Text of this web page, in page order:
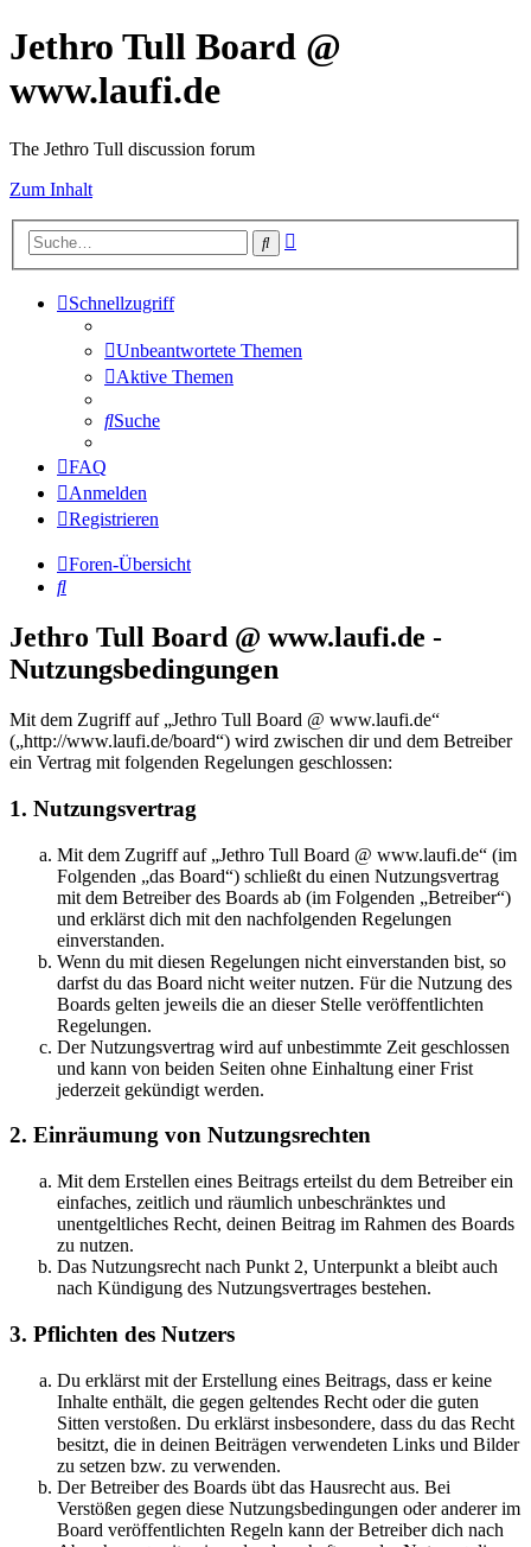
Jethro Tull Board @
www.laufi.de
The Jethro Tull discussion forum
Zum Inhalt
Suche
Schnellzugriff
Unbeantwortete Themen
Aktive Themen
Suche
FAQ
Anmelden
Registrieren
Foren-Übersicht
Suche
Jethro Tull Board @ www.laufi.de -
Nutzungsbedingungen
Mit dem Zugriff auf „Jethro Tull Board @ www.laufi.de“
(„http://www.laufi.de/board“) wird zwischen dir und dem Betreiber
ein Vertrag mit folgenden Regelungen geschlossen:
1. Nutzungsvertrag
Mit dem Zugriff auf „Jethro Tull Board @ www.laufi.de“ (im
Folgenden „das Board“) schließt du einen Nutzungsvertrag
mit dem Betreiber des Boards ab (im Folgenden „Betreiber“)
und erklärst dich mit den nachfolgenden Regelungen
einverstanden.
Wenn du mit diesen Regelungen nicht einverstanden bist, so
darfst du das Board nicht weiter nutzen. Für die Nutzung des
Boards gelten jeweils die an dieser Stelle veröffentlichten
Regelungen.
Der Nutzungsvertrag wird auf unbestimmte Zeit geschlossen
und kann von beiden Seiten ohne Einhaltung einer Frist
jederzeit gekündigt werden.
2. Einräumung von Nutzungsrechten
Mit dem Erstellen eines Beitrags erteilst du dem Betreiber ein
einfaches, zeitlich und räumlich unbeschränktes und
unentgeltliches Recht, deinen Beitrag im Rahmen des Boards
zu nutzen.
Das Nutzungsrecht nach Punkt 2, Unterpunkt a bleibt auch
nach Kündigung des Nutzungsvertrages bestehen.
3. Pflichten des Nutzers
Du erklärst mit der Erstellung eines Beitrags, dass er keine
Inhalte enthält, die gegen geltendes Recht oder die guten
Sitten verstoßen. Du erklärst insbesondere, dass du das Recht
besitzt, die in deinen Beiträgen verwendeten Links und Bilder
zu setzen bzw. zu verwenden.
Der Betreiber des Boards übt das Hausrecht aus. Bei
Verstößen gegen diese Nutzungsbedingungen oder anderer im
Board veröffentlichten Regeln kann der Betreiber dich nach